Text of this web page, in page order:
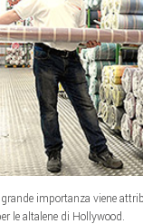
importanza viene
le altalene di Hollywood.